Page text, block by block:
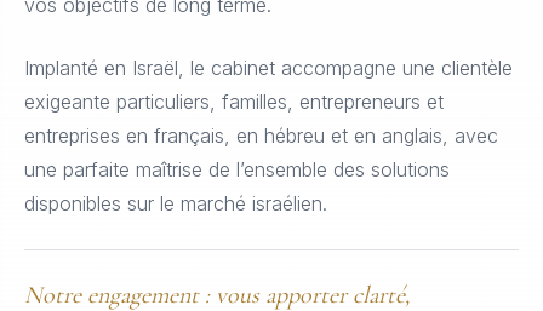
vos objectifs de long terme.
Implanté en Israël, le cabinet accompagne une clientèle
exigeante particuliers, familles, entrepreneurs et
entreprises en français, en hébreu et en anglais, avec
une parfaite maîtrise de l’ensemble des solutions
disponibles sur le marché israélien.
Notre engagement : vous apporter clarté,